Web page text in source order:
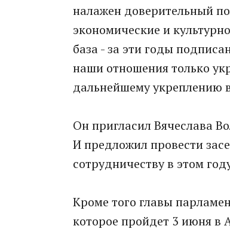
налажен доверительный
экономические и
база - за эти годы
наши отношения только
дальнейшему укреплению
Он пригласил Вячеслава
И предложил провести
сотрудничеству в этом
Кроме того главы
которое пройдет 3 июня в